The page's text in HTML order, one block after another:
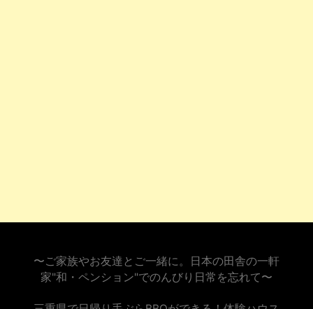
〜ご家族やお友達とご一緒に。日本の田舎の一軒
家"和・ペンション"でのんびり日常を忘れて〜